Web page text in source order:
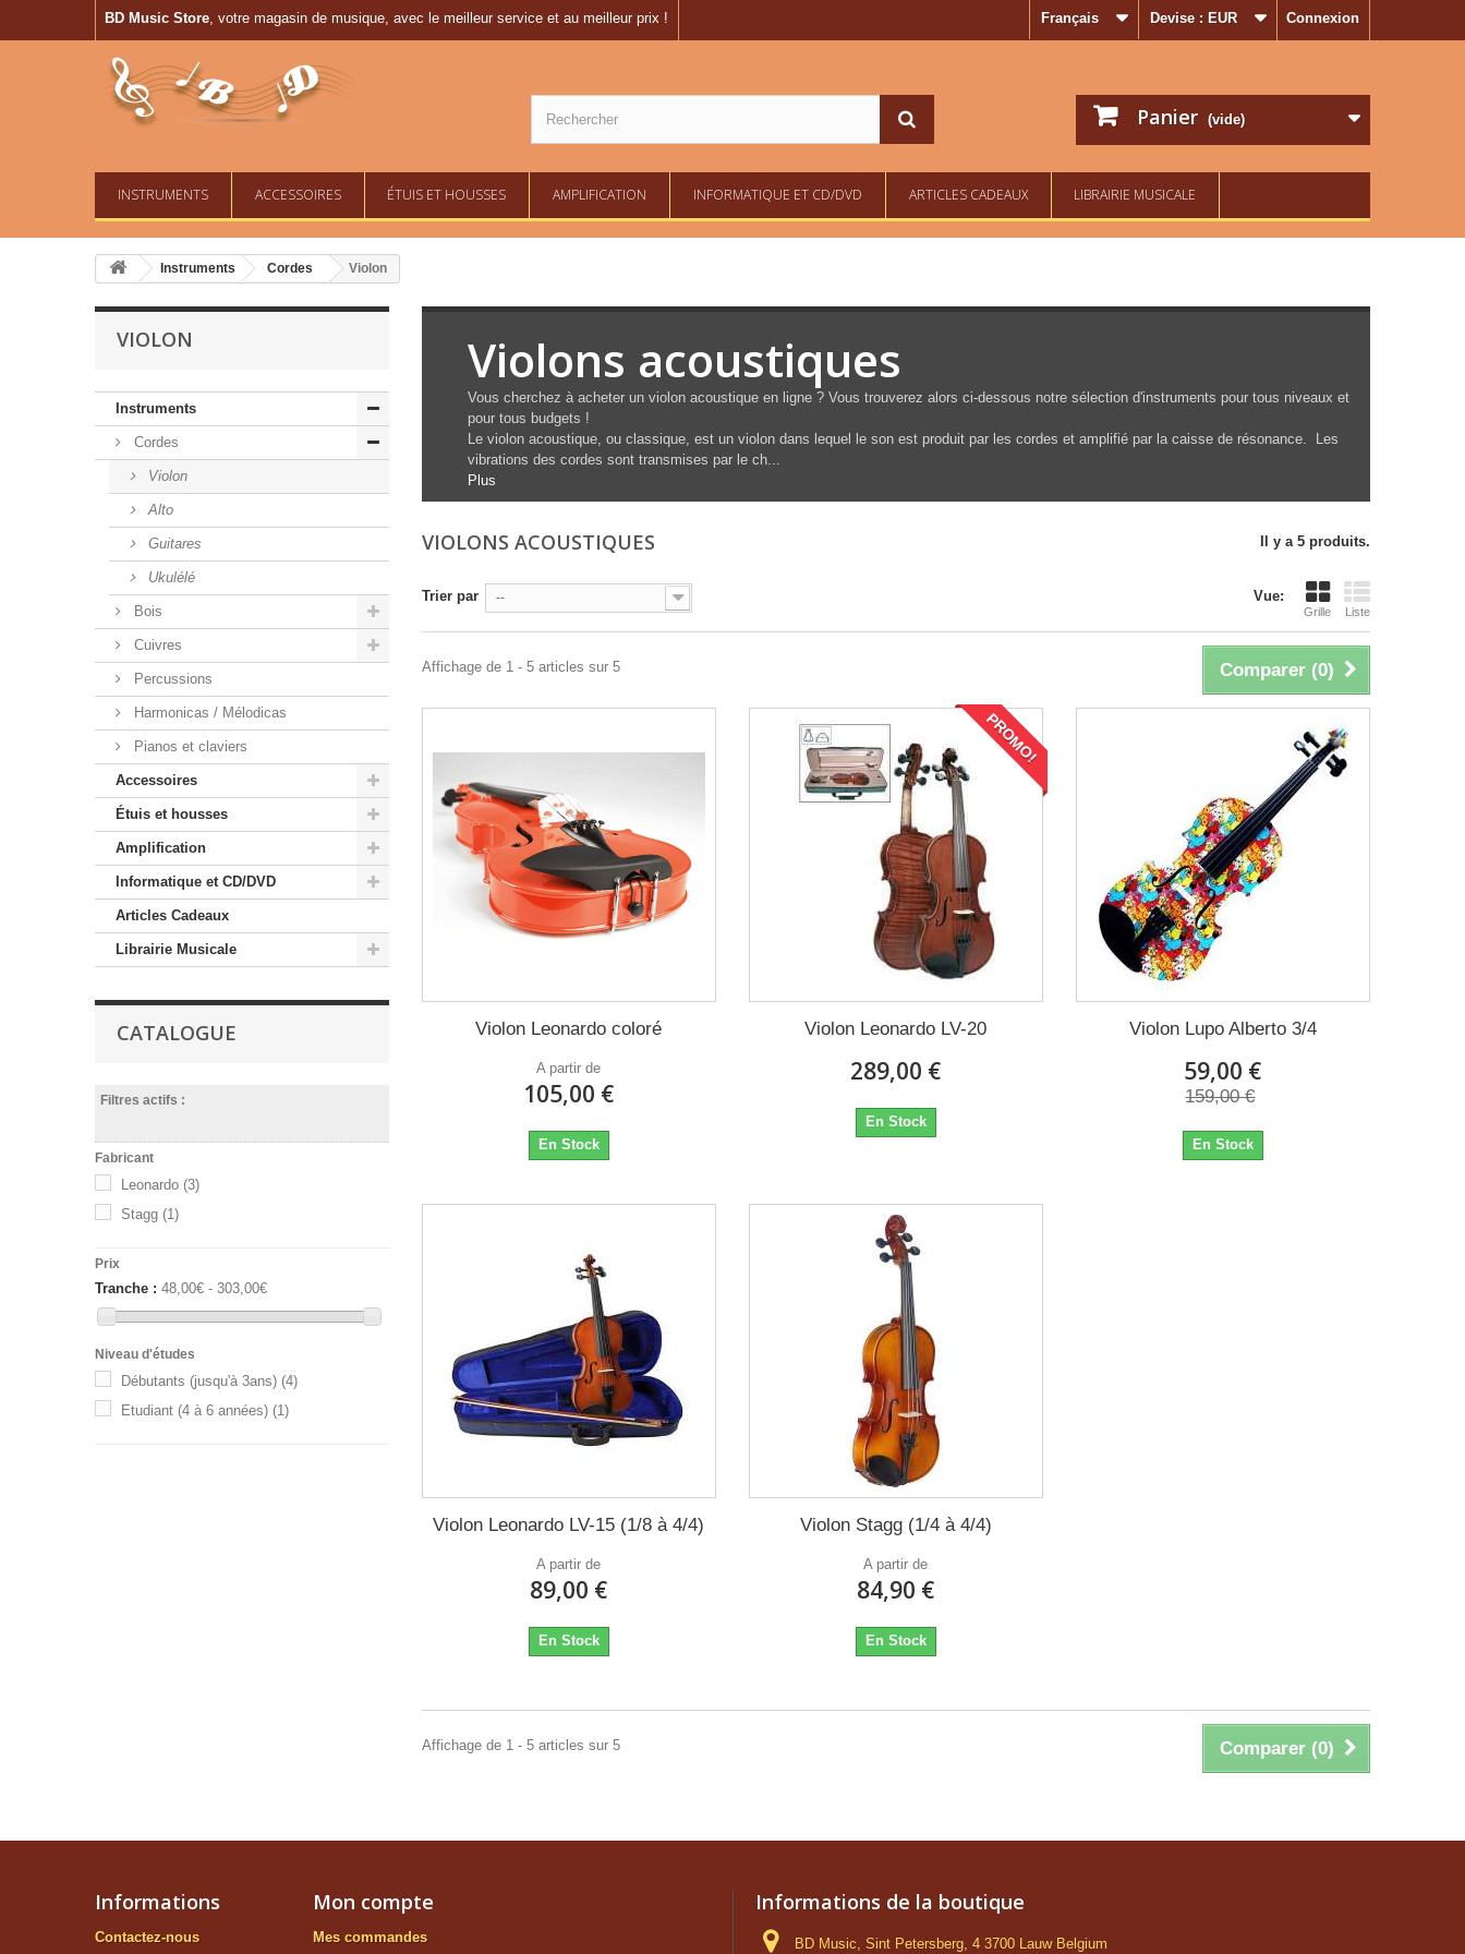
Connexion
Devise : EUR
Français
BD Music Store, votre magasin de musique, avec le meilleur service et au meilleur prix !
Panier (vide)
INSTRUMENTS ACCESSOIRES ÉTUIS ET HOUSSES AMPLIFICATION INFORMATIQUE ET CD/DVD ARTICLES CADEAUX LIBRAIRIE MUSICALE
Instruments Cordes Violon
VIOLON
Instruments
Cordes
Violon
Alto
Guitares
Ukulélé
Bois
Cuivres
Percussions
Harmonicas / Mélodicas
Pianos et claviers
Accessoires
Étuis et housses
Amplification
Informatique et CD/DVD
Articles Cadeaux
Librairie Musicale
CATALOGUE
Filtres actifs :
Fabricant
Leonardo (3)
Stagg (1)
Prix
Tranche : 48,00€ - 303,00€
Niveau d'études
Débutants (jusqu'à 3ans) (4)
Etudiant (4 à 6 années) (1)
Violons acoustiques
Vous cherchez à acheter un violon acoustique en ligne ? Vous trouverez alors ci-dessous notre sélection d'instruments pour tous niveaux et
pour tous budgets !
Le violon acoustique, ou classique, est un violon dans lequel le son est produit par les cordes et amplifié par la caisse de résonance. Les
vibrations des cordes sont transmises par le ch...
Plus
VIOLONS ACOUSTIQUES Il y a 5 produits.
Vue:
Grille Liste
Trier par --
Comparer (0)
Affichage de 1 - 5 articles sur 5
Violon Leonardo coloré
A partir de
105,00 €
En Stock
PROMO!
Violon Leonardo LV-20
289,00 €
En Stock
Violon Lupo Alberto 3/4
59,00 €
159,00 €
En Stock
Violon Leonardo LV-15 (1/8 à 4/4)
A partir de
89,00 €
En Stock
Violon Stagg (1/4 à 4/4)
A partir de
84,90 €
En Stock
Comparer (0)
Affichage de 1 - 5 articles sur 5
Informations
Contactez-nous
Mon compte
Mes commandes
Informations de la boutique
BD Music, Sint Petersberg, 4 3700 Lauw Belgium